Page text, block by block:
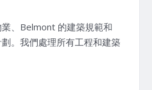
、Belmont 的建築規範和
。我們處理所有工程和建築